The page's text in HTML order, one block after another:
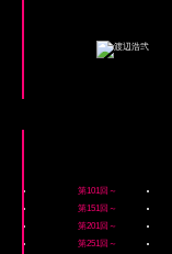
第101回～
第151回～
第201回～
第251回～